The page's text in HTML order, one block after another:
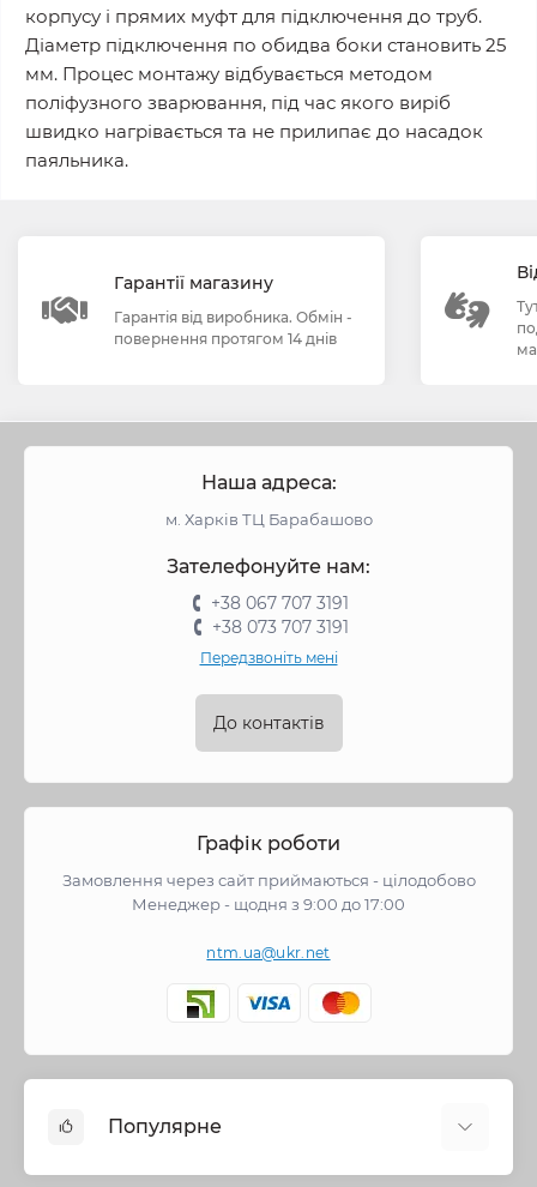
корпусу і прямих муфт для підключення до труб.
Діаметр підключення по обидва боки становить 25
мм. Процес монтажу відбувається методом
поліфузного зварювання, під час якого виріб
швидко нагрівається та не прилипає до насадок
паяльника.
Гарантії магазину
Гарантія від виробника. Обмін -
повернення протягом 14 днів
Наша адреса:
м. Харків ТЦ Барабашово
Зателефонуйте нам:
+38 067 707 3191
+38 073 707 3191
Передзвоніть мені
До контактів
Графік роботи
Замовлення через сайт приймаються - цілодобово
Менеджер - щодня з 9:00 до 17:00
ntm.ua@ukr.net
Популярне